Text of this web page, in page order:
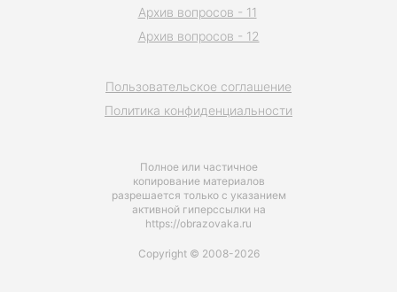
Полное или частичное
копирование материалов
разрешается только с указанием
активной гиперссылки на
https://obrazovaka.ru
Пользовательское соглашение
Политика конфиденциальности
Архив вопросов - 11
Архив вопросов - 12
Copyright © 2008-2026